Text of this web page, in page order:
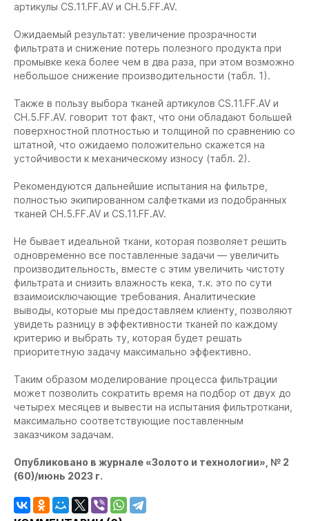
артикулы CS.11.FF.AV и CH.5.FF.AV.
Ожидаемый результат: увеличение прозрачности
фильтрата и снижение потерь полезного продукта при
промывке кека более чем в два раза, при этом возможно
небольшое снижение производительности (табл. 1).
Также в пользу выбора тканей артикулов CS.11.FF.AV и
CH.5.FF.AV. говорит тот факт, что они обладают большей
поверхностной плотностью и толщиной по сравнению со
штатной, что ожидаемо положительно скажется на
устойчивости к механическому износу (табл. 2).
Рекомендуются дальнейшие испытания на фильтре,
полностью экипированном салфетками из подобранных
тканей CH.5.FF.AV и CS.11.FF.AV.
Не бывает идеальной ткани, которая позволяет решить
одновременно все поставленные задачи — увеличить
производительность, вместе с этим увеличить чистоту
фильтрата и снизить влажность кека, т.к. это по сути
взаимоисключающие требования. Аналитические
выводы, которые мы предоставляем клиенту, позволяют
увидеть разницу в эффективности тканей по каждому
критерию и выбрать ту, которая будет решать
приоритетную задачу максимально эффективно.
Таким образом моделирование процесса фильтрации
может позволить сократить время на подбор от двух до
четырех месяцев и вывести на испытания фильтроткани,
максимально соответствующие поставленным
заказчиком задачам.
Опубликовано в журнале «Золото и технологии», № 2
(60)/июнь 2023 г.